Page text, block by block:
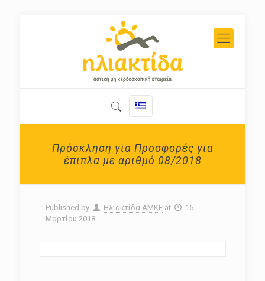
Πρόσκληση για Προσφορές για
έπιπλα με αριθμό 08/2018
Published by Ηλιακτίδα ΑΜΚΕ at
15
Μαρτίου 2018